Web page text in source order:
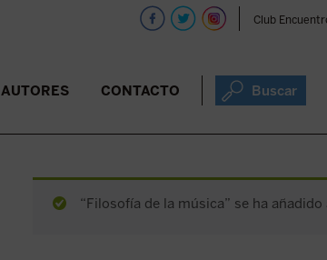
Club
AUTORES CONTACTO Buscar
“Filosofía de la música” se ha